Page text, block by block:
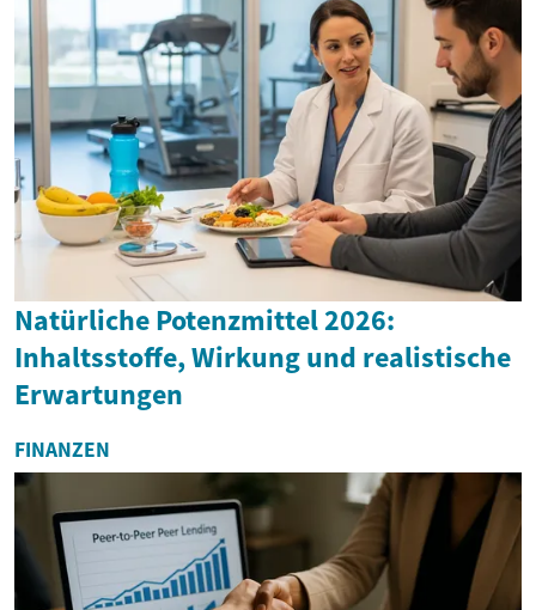
Natürliche Potenzmittel 2026:
Inhaltsstoffe, Wirkung und realistische
Erwartungen
FINANZEN